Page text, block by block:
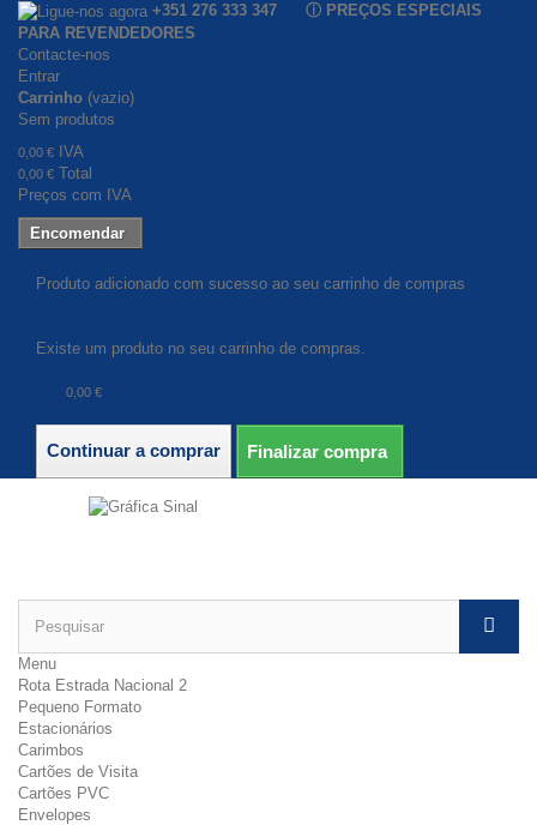
+351 276 333 347 ⓘ PREÇOS ESPECIAIS
PARA REVENDEDORES
Contacte-nos
Entrar
Carrinho (vazio)
Sem produtos
0,00 € IVA
0,00 € Total
Preços com IVA
Encomendar
Produto adicionado com sucesso ao seu carrinho de compras
Existe um produto no seu carrinho de compras.
0,00 €
Continuar a comprar Finalizar compra
Menu
Rota Estrada Nacional 2
Pequeno Formato
Estacionários
Carimbos
Cartões de Visita
Cartões PVC
Envelopes